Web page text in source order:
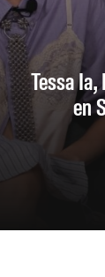
Tessa
en